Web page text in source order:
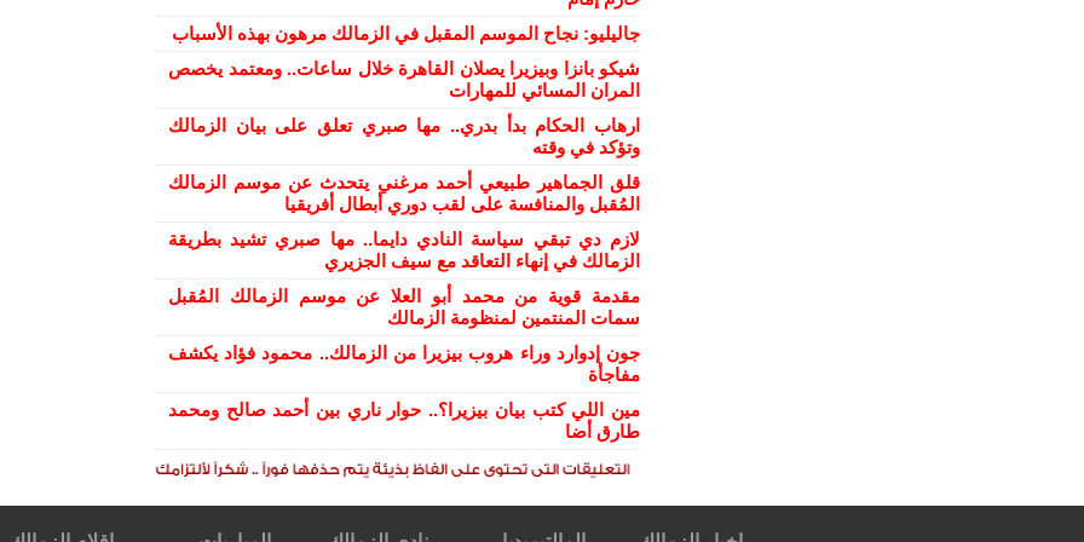
جاليليو: نجاح الموسم المقبل في الزمالك مرهون بهذه الأسباب
شيكو بانزا وبيزيرا يصلان القاهرة خلال ساعات.. ومعتمد يخصص
المران المسائي للمهارات
ارهاب الحكام بدأ بدري.. مها صبري تعلق على بيان الزمالك
وتؤكد في وقته
قلق الجماهير طبيعي أحمد مرغني يتحدث عن موسم الزمالك
المُقبل والمنافسة على لقب دوري أبطال أفريقيا
لازم دي تبقي سياسة النادي دايما.. مها صبري تشيد بطريقة
الزمالك في إنهاء التعاقد مع سيف الجزيري
مقدمة قوية من محمد أبو العلا عن موسم الزمالك المُقبل
سمات المنتمين لمنظومة الزمالك
جون إدوارد وراء هروب بيزيرا من الزمالك.. محمود فؤاد يكشف
مفاجأة
مين اللي كتب بيان بيزيرا؟.. حوار ناري بين أحمد صالح ومحمد
طارق أضا